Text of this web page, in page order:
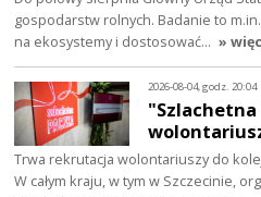
gospodarstw rolnych. Badanie to
na ekosystemy i dostosować… »
2026-08-04, godz. 20:04
Trwa rekrutacja wolontariuszy do
W całym kraju, w tym w Szczecinie,